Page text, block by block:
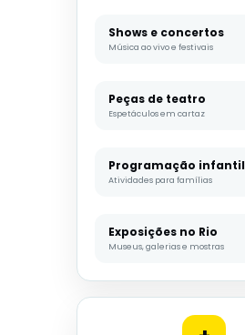
Shows e concertos
Música ao vivo e festivais
Peças de teatro
Espetáculos em cartaz
Programação infantil
Atividades para famílias
Exposições no Rio
Museus, galerias e mostras